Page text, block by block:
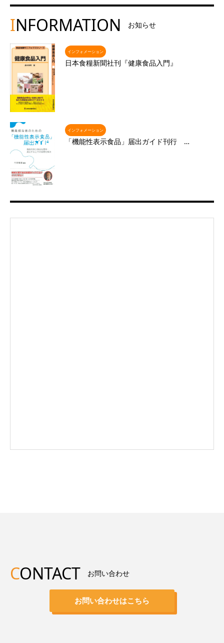
INFORMATION お知らせ
インフォメーション
日本食糧新聞社刊『健康食品入門』
インフォメーション
「機能性表示食品」届出ガイド刊行 …
CONTACT お問い合わせ
お問い合わせはこちら